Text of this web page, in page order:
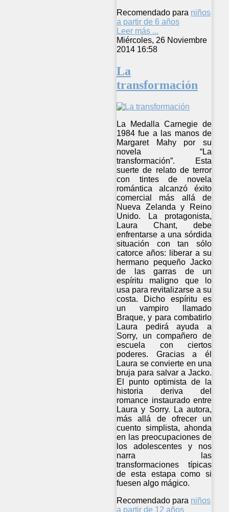
Recomendado para niños
a partir de 6 años
Leer más ...
Miércoles, 26 Noviembre
2014 16:58
La
transformación
La Medalla Carnegie de
1984 fue a las manos de
Margaret Mahy por su
novela “La
transformación”. Esta
suerte de relato de terror
con tintes de novela
romántica alcanzó éxito
comercial más allá de
Nueva Zelanda y Reino
Unido. La protagonista,
Laura Chant, debe
enfrentarse a una sórdida
situación con tan sólo
catorce años: liberar a su
hermano pequeño Jacko
de las garras de un
espíritu maligno que lo
usa para revitalizarse a su
costa. Dicho espíritu es
un vampiro llamado
Braque, y para combatirlo
Laura pedirá ayuda a
Sorry, un compañero de
escuela con ciertos
poderes. Gracias a él
Laura se convierte en una
bruja para salvar a Jacko.
El punto optimista de la
historia deriva del
romance instaurado entre
Laura y Sorry. La autora,
más allá de ofrecer un
cuento simplista, ahonda
en las preocupaciones de
los adolescentes y nos
narra las
transformaciones típicas
de esta estapa como si
fuesen algo mágico.
Recomendado para niños
a partir de 12 años